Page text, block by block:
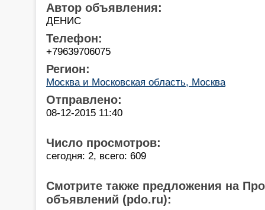
Автор объявления:
ДЕНИС
Телефон:
+79639706075
Регион:
Москва и Московская область, Москва
Отправлено:
08-12-2015 11:40
Число просмотров:
сегодня: 2, всего: 609
Смотрите также предложения на
объявлений (pdo.ru):